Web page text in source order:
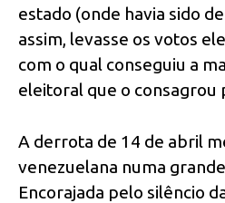
estado (onde havia sido
assim, levasse os votos
com o qual conseguiu a
eleitoral que o consagrou
A derrota de 14 de abril
venezuelana numa
Encorajada pelo silêncio